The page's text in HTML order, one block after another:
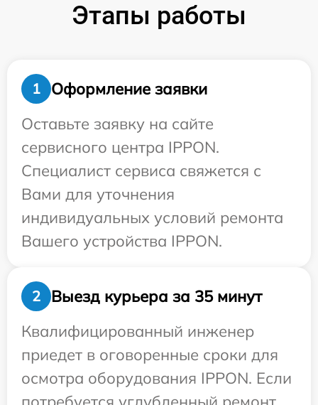
Этапы работы
1
Оформление заявки
Оставьте заявку на сайте
сервисного центра IPPON.
Специалист сервиса свяжется с
Вами для уточнения
индивидуальных условий ремонта
Вашего устройства IPPON.
2
Выезд курьера за 35 минут
Квалифицированный инженер
приедет в оговоренные сроки для
осмотра оборудования IPPON. Если